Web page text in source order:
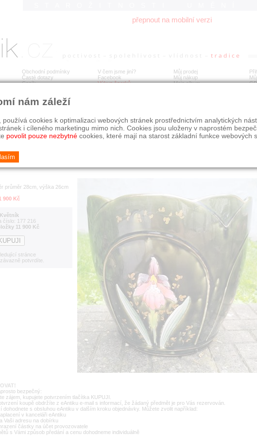
přepnout na mobilní verzi
Obchodní podmínky
Časté dotazy
Ceník
V čem jsme jiní?
Facebook
Výkup šperků
Můj prodej
Můj nákup
Moje album
č. 177 216 Květník
průměr 28cm, výška 26cm
900 Kč
Květník
číslo: 177 216
11 900 Kč
stránce
potvrdíte.
bezpečný:
zájem, kupujete potvrzením tlačítka KUPUJI.
koupě obdržíte z eAntiku e-mail s informací, že žádaný předmět je pro Vás rezervován.
dohodnete s obsluhou eAntiku v dalším kroku objednávky. Můžete zvolit například:
v kanceláři eAntiku
Vaši adresu na dobírku
částky na účet provozovatele
s Vámi způsob předání a cenu dohodneme individuálně
nám záleží
používá cookies k optimalizaci webových stránek prostřednictvím analytických
i cíleného marketingu mimo nich. Cookies jsou uloženy v naprostém
povolit pouze nezbytné cookies, které mají na starost základní funkce webových